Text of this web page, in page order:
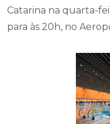
Catarina na quarta-
para às 20h, no